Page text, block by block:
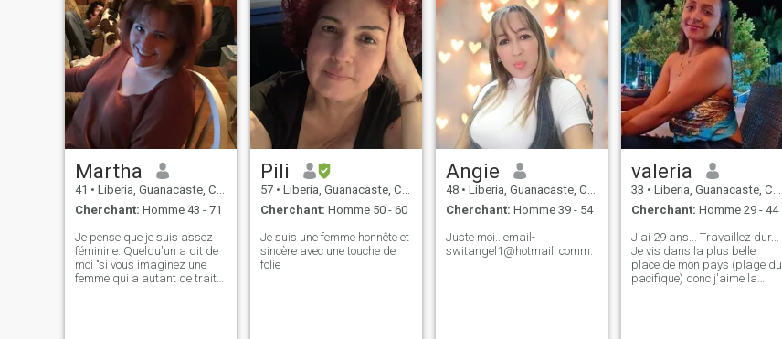
Martha
41 • Liberia, Guanacaste, Costa Rica
Cherchant: Homme 43 - 71
Je pense que je suis assez
féminine. Quelqu'un a dit de
moi "si vous imaginez une
femme qui a autant de traits
Pili
57 • Liberia, Guanacaste, Costa Rica
Cherchant: Homme 50 - 60
Je suis une femme honnête et
sincère avec une touche de
folie
Angie
48 • Liberia, Guanacaste, Costa Rica
Cherchant: Homme 39 - 54
Juste moi.. email-
switangel1@hotmail. comm.
valeria
33 • Liberia, Guanacaste, Costa Rica
Cherchant: Homme 29 - 44
J'ai 29 ans... Travaillez dur...
Je vis dans la plus belle
place de mon pays (plage du
pacifique) donc j'aime la